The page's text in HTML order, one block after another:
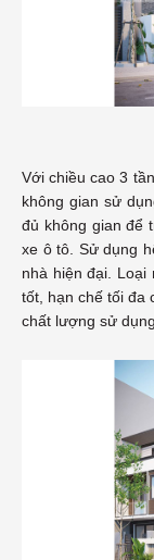
Với chiều cao 3
không gian sử
đủ không gian để
xe ô tô. Sử dụng
nhà hiện đại. Loại
tốt, hạn chế tối đa
chất lượng sử